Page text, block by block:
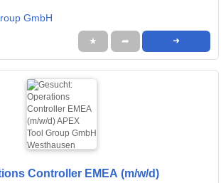
GmbH
★ ➦ ➜
Controller EMEA (m/w/d)